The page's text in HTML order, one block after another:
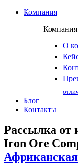
Компания
Компания
О
Блог
Контакты
Рассылка от
Iron Ore